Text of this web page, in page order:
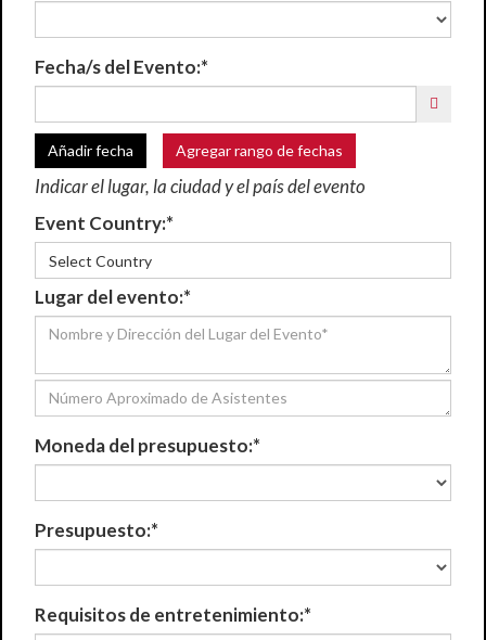
Fecha/s del Evento:*
Añadir fecha Agregar rango de fechas
Indicar el lugar, la ciudad y el país del evento
Event Country:*
Select Country
Lugar del evento:*
Moneda del presupuesto:*
Presupuesto:*
Requisitos de entretenimiento:*